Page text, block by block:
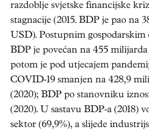
razdoblje svjetske financijske
stagnacije (2015. BDP je pao na
USD). Postupnim
BDP je povećan na 455 milijarda
potom je pod utjecajem
COVID-19 smanjen na 428,9
(2020); BDP po stanovniku
(2020). U sastavu BDP-a (2018)
sektor (69,9%), a slijede